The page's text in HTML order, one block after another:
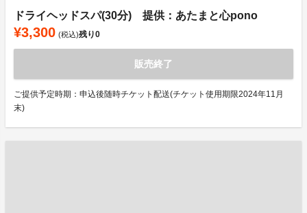
ドライヘッドスパ(30分) 提供：あたまと心pono
¥3,300 (税込)残り0
販売終了
ご提供予定時期：申込後随時チケット配送(チケット使用期限2024年11月
末)